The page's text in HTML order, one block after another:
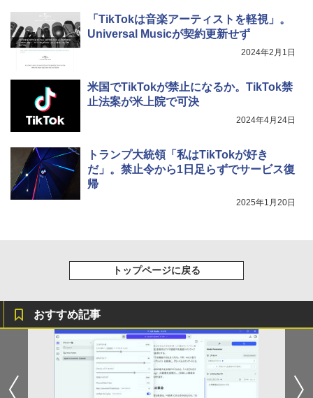
バムとケロのデイブック Bam and Ker
o Day Book [ 島田ゆか ]
￥1,964
レスイヤホン Bluetooth 5.4 ノイズキャンセ
リング ANC 36時間再生
On My Road (Stadium ver.)
コカ・コーラ やかんの麦茶 from 爽健美茶 ラ
スーパーの裏でヤニ吸うふたり 9巻 (デジタル
版ビッグガンガンコミックス)
「TikTokは音楽アーティストを軽視」。
Universal Musicが契約更新せず
2024年2月1日
米国でTikTokが禁止になるか。TikTok禁
止法案が米上院で可決
2024年4月24日
トランプ大統領「私はTikTokが好き
だ」。禁止令から1日足らずでサービス復
帰
2025年1月20日
トップページに戻る
おすすめ記事